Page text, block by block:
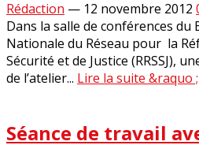
Rédaction — 12 novembre 2012
Dans la salle de conférences
Nationale du Réseau pour la
Sécurité et de Justice (RRSSJ),
de l’atelier... Lire la suite &raquo ;
Séance de travail